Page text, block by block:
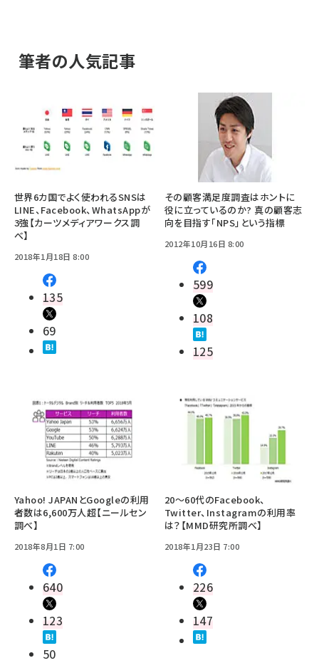
筆者の人気記事
世界6カ国でよく使われるSNSは
LINE、Facebook、WhatsAppが
3強【カーツメディアワークス調
べ】
2018年1月18日 8:00
135
69
その顧客満足度調査はホントに
役に立っているのか? 真の顧客志
向を目指す「NPS」という指標
2012年10月16日 8:00
599
108
125
Yahoo! JAPANとGoogleの利用
者数は6,600万人超【ニールセン
調べ】
2018年8月1日 7:00
640
123
50
20～60代のFacebook、
Twitter、Instagramの利用率
は？【MMD研究所調べ】
2018年1月23日 7:00
226
147